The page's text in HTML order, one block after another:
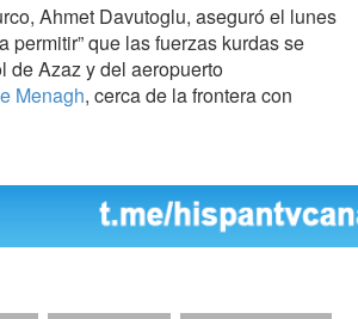
Ahmet Davutoglu, aseguró el lunes
permitir” que las fuerzas kurdas se
de Azaz y del aeropuerto
Menagh, cerca de la frontera con